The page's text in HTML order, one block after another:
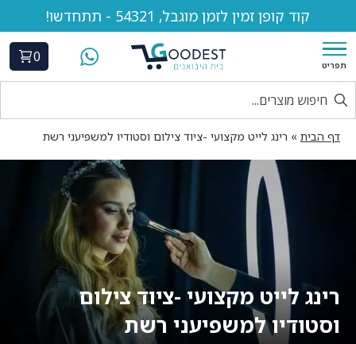
קוד קופן זמין לזמן מוגבל, 54321 - תתחדשו!
תפריט
0
דף הבית » רינג לייט מקצועי -ציוד צילום וסטודיו למשפיעני רשת
רינג לייט מקצועי -ציוד צילום
וסטודיו למשפיעני רשת